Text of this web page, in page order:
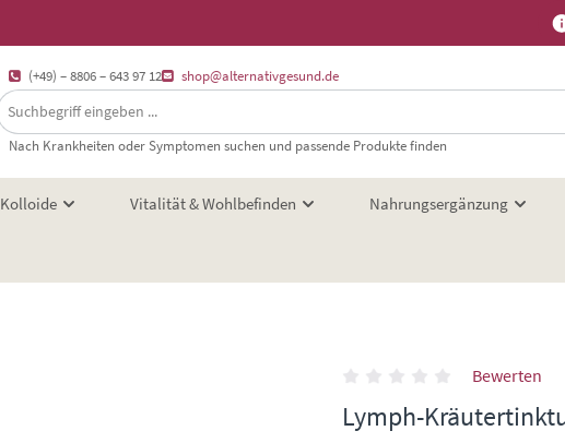
(+49) – 8806 – 643 97 12 shop@alternativgesund.de
Nach Krankheiten oder Symptomen suchen und passende Produkte finden
Kolloide Vitalität & Wohlbefinden Nahrungsergänzung
Bewerten
Lymph-